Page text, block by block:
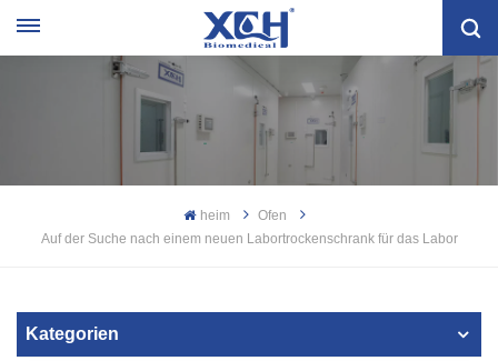
heim
Ofen
Auf der Suche nach einem neuen Labortrockenschrank für das Labor
Kategorien